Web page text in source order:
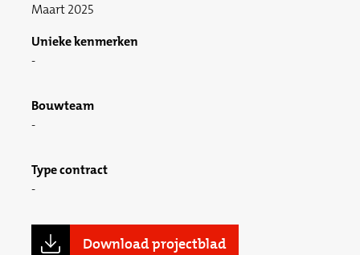
Maart 2025
Unieke kenmerken
Bouwteam
Type contract
Download projectblad